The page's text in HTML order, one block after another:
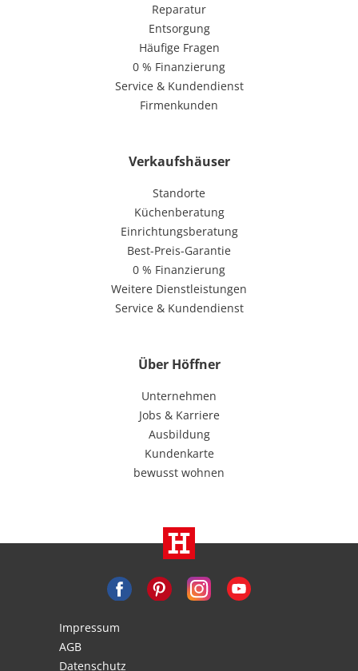
Reparatur
Entsorgung
Häufige Fragen
0 % Finanzierung
Service & Kundendienst
Firmenkunden
Verkaufshäuser
Standorte
Küchenberatung
Einrichtungsberatung
Best-Preis-Garantie
0 % Finanzierung
Weitere Dienstleistungen
Service & Kundendienst
Über Höffner
Unternehmen
Jobs & Karriere
Ausbildung
Kundenkarte
bewusst wohnen
Impressum
AGB
Datenschutz